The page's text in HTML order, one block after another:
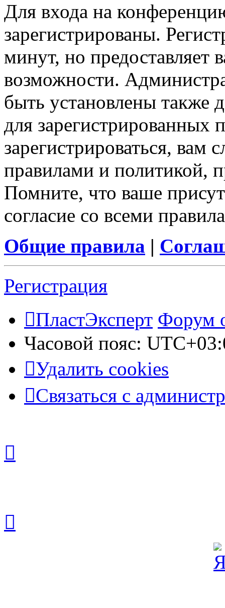
Для входа на
зарегистрированы.
минут, но предоставляет
возможности.
быть установлены также
для зарегистрированных
зарегистрироваться, вам
правилами и политикой,
Помните, что ваше
согласие со всеми
Общие правила |
Регистрация
ПластЭксперт Форум
Часовой пояс:
Удалить cookies
Связаться с